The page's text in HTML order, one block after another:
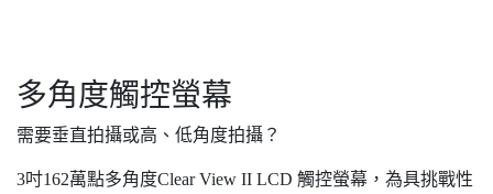
多角度觸控螢幕
需要垂直拍攝或高、低角度拍攝？
3吋162萬點多角度Clear View II LCD 觸控螢幕，為具挑戰性